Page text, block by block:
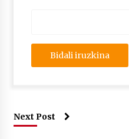
Next Post